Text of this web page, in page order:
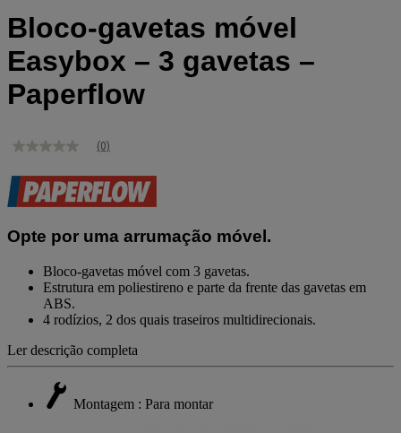
Bloco-gavetas móvel
Easybox – 3 gavetas –
Paperflow
Sem
de
classificação
Link
a
página.
(0)
Opte por uma arrumação móvel.
Bloco-gavetas móvel com 3 gavetas.
Estrutura em poliestireno e parte da frente das gavetas em
ABS.
4 rodízios, 2 dos quais traseiros multidirecionais.
Ler descrição completa
Montagem : Para montar